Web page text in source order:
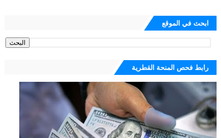
ابحث في الموقع
رابط فحص المنحة القطرية